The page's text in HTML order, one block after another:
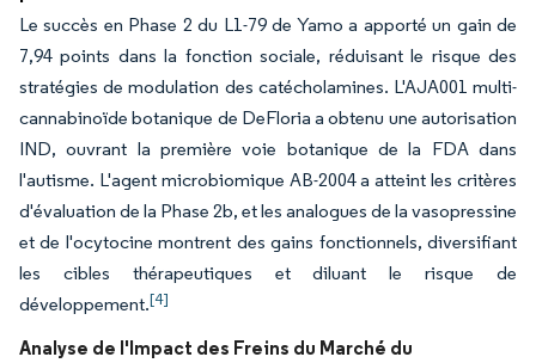
Le succès en Phase 2 du L1-79 de Yamo a apporté un gain de
7,94 points dans la fonction sociale, réduisant le risque des
stratégies de modulation des catécholamines. L'AJA001 multi-
cannabinoïde botanique de DeFloria a obtenu une autorisation
IND, ouvrant la première voie botanique de la FDA dans
l'autisme. L'agent microbiomique AB-2004 a atteint les critères
d'évaluation de la Phase 2b, et les analogues de la vasopressine
et de l'ocytocine montrent des gains fonctionnels, diversifiant
les cibles thérapeutiques et diluant le risque de
développement.[4]
Analyse de l'Impact des Freins du Marché du